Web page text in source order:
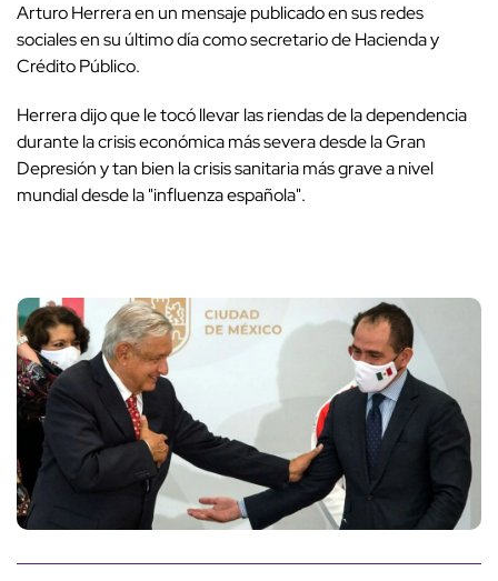
Arturo Herrera en un mensaje publicado en sus redes
sociales en su último día como secretario de Hacienda y
Crédito Público.
Herrera dijo que le tocó llevar las riendas de la dependencia
durante la crisis económica más severa desde la Gran
Depresión y tan bien la crisis sanitaria más grave a nivel
mundial desde la "influenza española".